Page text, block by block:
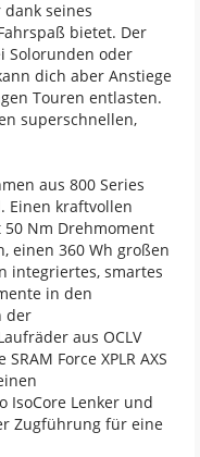
seines
bietet. Der
Solorunden oder
dich aber Anstiege
Touren entlasten.
superschnellen,
aus 800 Series
Einen kraftvollen
50 Nm Drehmoment
einen 360 Wh großen
integriertes, smartes
in den
der
aus OCLV
Force XPLR AXS
IsoCore Lenker und
Zugführung für eine